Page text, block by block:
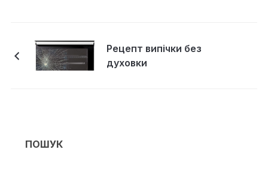
Рецепт випічки без
духовки
ПОШУК